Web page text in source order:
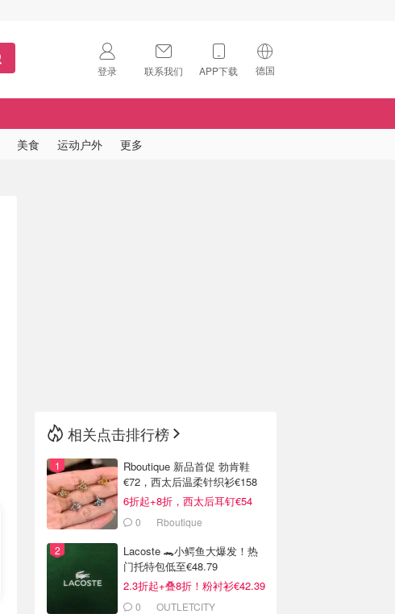
登录 联系我们 APP下载 德国
🇺🇸
美食 运动户外 更多
相关点击排行榜
Rboutique 新品首促 勃肯鞋
€72，西太后温柔针织衫€158
6折起+8折，西太后耳钉€54
0 Rboutique
Lacoste 🐊小鳄鱼大爆发！热
门托特包低至€48.79
2.3折起+叠8折！粉衬衫€42.39
0
OUTLETCITY